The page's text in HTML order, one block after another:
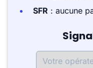
SFR : aucune